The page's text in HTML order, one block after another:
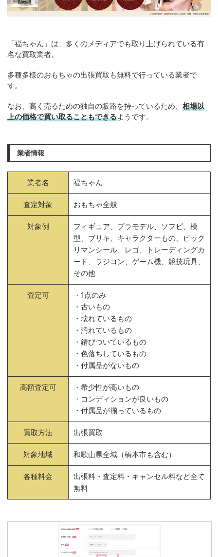
「福ちゃん」は、多くのメディアでも取り上げられている有
名な買取業者。
多種多様のおもちゃの出張買取も無料で行っている業者で
す。
なお、高く売るための独自の販路を持っているため、 相場以
上の価格で買い取ることもできるようです。
業者情報
業者名 福ちゃん
査定対象 おもちゃ全般
対象例
フィギュア、プラモデル、ソフビ、模
型、ブリキ、キャラクターもの、ビック
リマンシール、レゴ、トレーディングカ
ード、ラジコン、ゲーム機、競技玩具、
その他
査定可
・1点のみ
・古いもの
・壊れているもの
・汚れているもの
・錆びついているもの
・色落ちしているもの
・付属品がないもの
高額査定可
・希少性が高いもの
・コンディションが良いもの
・付属品が揃っているもの
買取方法 出張買取
対象地域 和歌山県全域（橋本市も含む）
各種料金
出張料・査定料・キャンセル料など全て
無料